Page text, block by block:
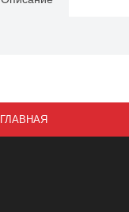
ГЛАВНАЯ